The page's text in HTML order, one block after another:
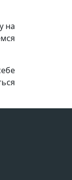
на